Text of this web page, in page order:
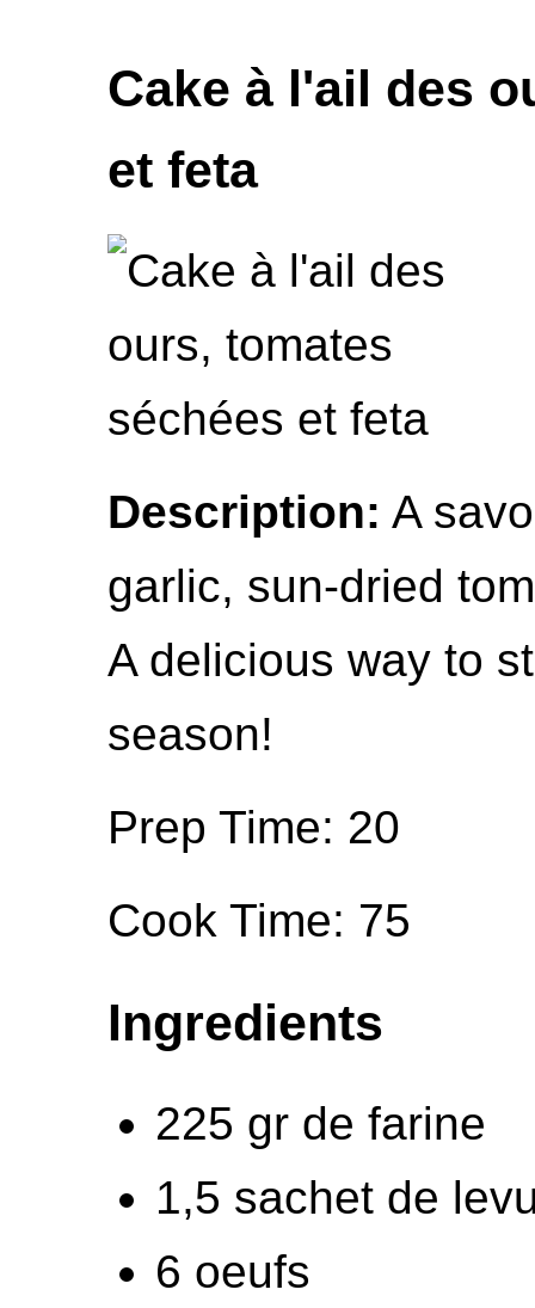
Cake à l'ail des
et feta
Description: A
garlic, sun-dried
A delicious way to
season!
Prep Time: 20
Cook Time: 75
Ingredients
225 gr de farine
1,5 sachet de
6 oeufs